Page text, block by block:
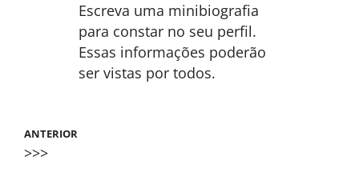
Escreva uma minibiografia
para constar no seu perfil.
Essas informações poderão
ser vistas por todos.
ANTERIOR
>>>